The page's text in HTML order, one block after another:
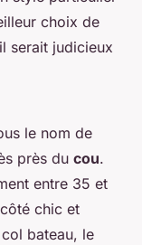
choix de
serait judicieux
le nom de
près du cou.
entre 35 et
chic et
bateau, le